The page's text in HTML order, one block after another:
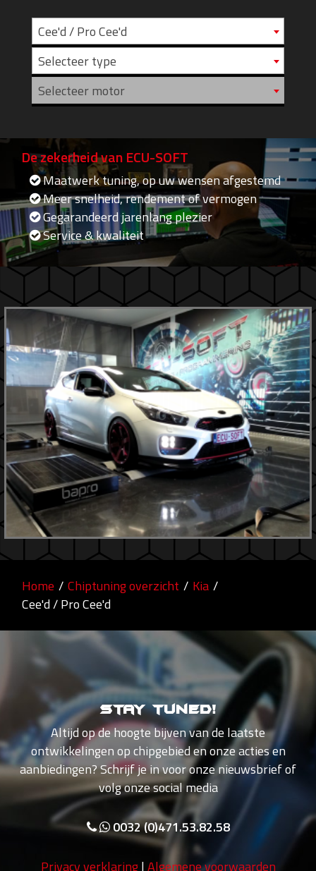
Cee'd / Pro Cee'd
Selecteer type
Selecteer motor
De zekerheid van ECU-SOFT
Maatwerk tuning, op uw wensen afgestemd
Meer snelheid, rendement of vermogen
Gegarandeerd jarenlang plezier
Service & kwaliteit
Home / Chiptuning overzicht / Kia /
Cee'd / Pro Cee'd
Stay tuned!
Altijd op de hoogte bijven van de laatste
ontwikkelingen op chipgebied en onze acties en
aanbiedingen? Schrijf je in voor onze nieuwsbrief of
volg onze social media
0032 (0)471.53.82.58
Privacy verklaring|Algemene voorwaarden